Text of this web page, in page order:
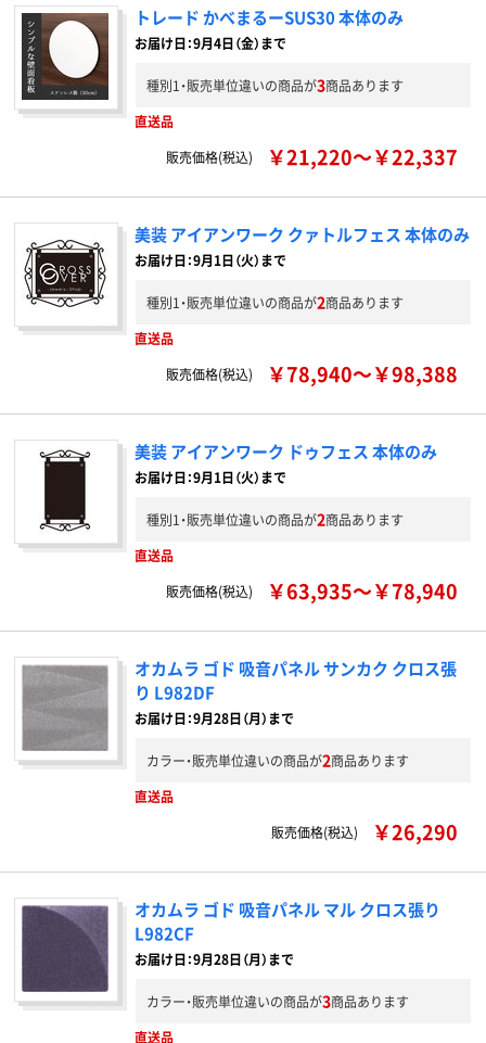
トレード かべまるーSUS30 本体のみ
お届け日：9月4日（金）まで
種別1・販売単位違いの商品が3商品あります
直送品
販売価格(税込)
￥21,220～￥22,337
美装 アイアンワーク クァトルフェス 本体のみ
お届け日：9月1日（火）まで
種別1・販売単位違いの商品が2商品あります
直送品
販売価格(税込)
￥78,940～￥98,388
美装 アイアンワーク ドゥフェス 本体のみ
お届け日：9月1日（火）まで
種別1・販売単位違いの商品が2商品あります
直送品
販売価格(税込)
￥63,935～￥78,940
オカムラ ゴド 吸音パネル サンカク クロス張
り L982DF
お届け日：9月28日（月）まで
カラー・販売単位違いの商品が2商品あります
直送品
販売価格(税込)
￥26,290
オカムラ ゴド 吸音パネル マル クロス張り
L982CF
お届け日：9月28日（月）まで
カラー・販売単位違いの商品が3商品あります
直送品